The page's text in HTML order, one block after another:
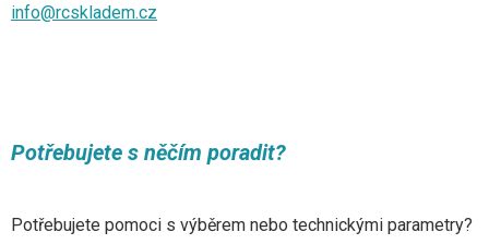
info@rcskladem.cz
Potřebujete s něčím poradit?
Potřebujete pomoci s výběrem nebo technickými parametry?